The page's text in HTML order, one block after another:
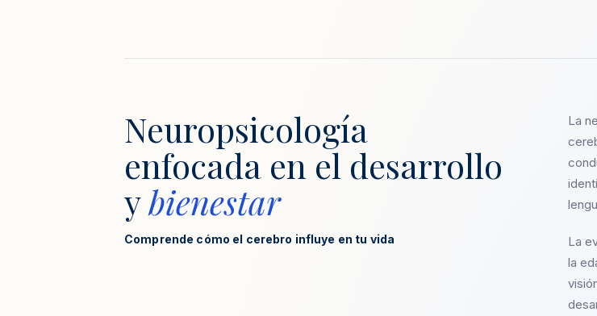
Neuropsicología
enfocada en el desarrollo
ybienestar
Comprende cómo el cerebro influye en tu vida
La
La
la